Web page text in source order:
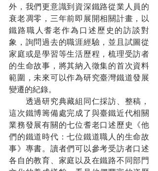
外，我們更意識到資深鐵路從業人員的
衰老凋零，三年前即展開相關計畫，以
鐵路職人耆老作為口述歷史的訪談對
象，詢問過去的職涯經驗，並且試圖從
家庭或是學習等生活歷程，梳理受訪者
的生命故事，將其納入徵集的首次資料
範圍，未來可以作為研究臺灣鐵道發展
變遷的紀錄。
透過研究典藏組同仁採訪、整稿，
這次鐵博籌備處完成了與臺鐵近代相關
業務發展有關的七位耆老口述歷史《他
們的鐵道時代：七位鐵道職人的生命故
事》專書。讀者們可以參考受訪者口述
各自的教育、家庭以及在鐵路不同部門